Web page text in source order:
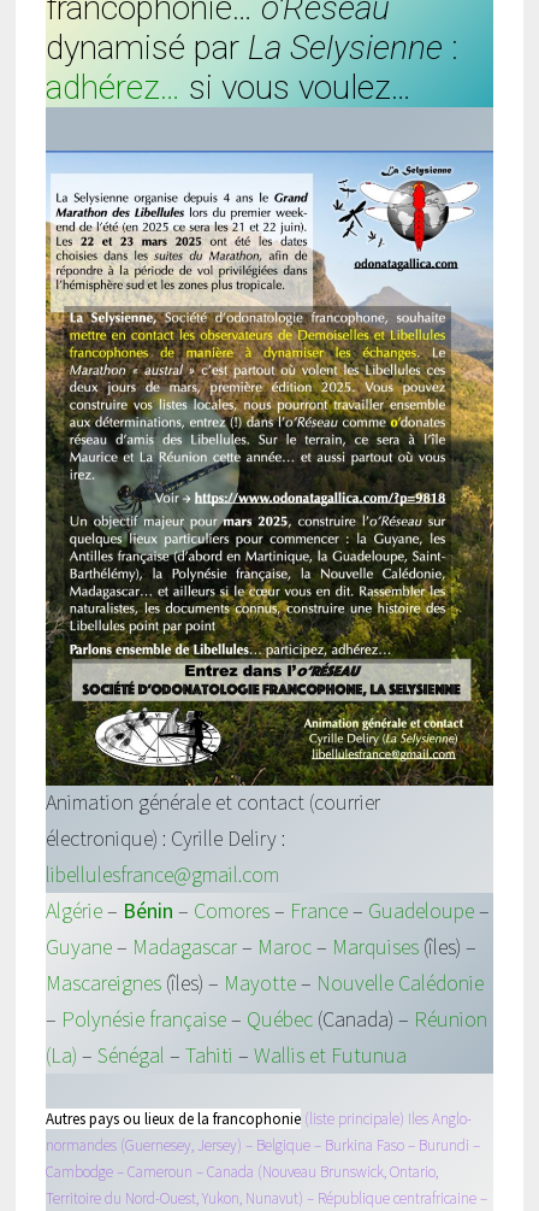
francophonie… o’Réseau
dynamisé par La Selysienne :
adhérez… si vous voulez…
Animation générale et contact (courrier
électronique) : Cyrille Deliry :
libellulesfrance@gmail.com
Algérie– Bénin – Comores– France– Guadeloupe–
Guyane– Madagascar– Maroc– Marquises(îles) –
Mascareignes(îles) – Mayotte– Nouvelle Calédonie
– Polynésie française– Québec(Canada) – Réunion
(La) – Sénégal – Tahiti – Wallis et Futunua
Autres pays ou lieux de la francophonie (liste principale) Iles Anglo-
normandes (Guernesey, Jersey) – Belgique – Burkina Faso – Burundi –
Cambodge – Cameroun – Canada (Nouveau Brunswick, Ontario,
Territoire du Nord-Ouest, Yukon, Nunavut) – République centrafricaine –